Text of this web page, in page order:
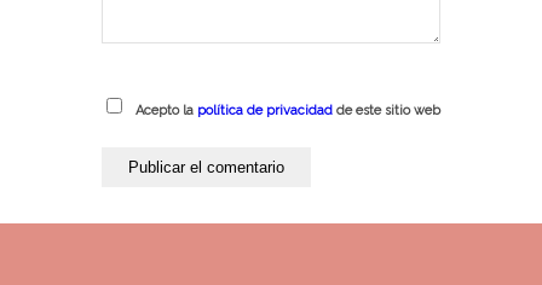
Acepto la política de privacidadde este sitio web